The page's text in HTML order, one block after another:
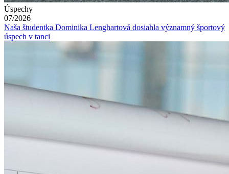
Úspechy
07/2026
Naša študentka Dominika Lenghartová dosiahla významný športový
úspech v tanci